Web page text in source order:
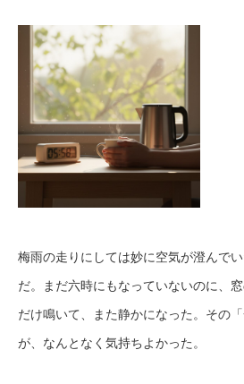
梅雨の走りにしては妙に空気が澄んで
だ。まだ六時にもなっていないのに、
だけ鳴いて、また静かになった。その
が、なんとなく気持ちよかった。